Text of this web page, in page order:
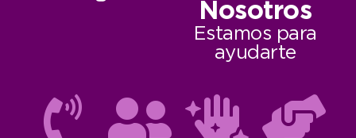
Nosotros
Estamos para
ayudarte